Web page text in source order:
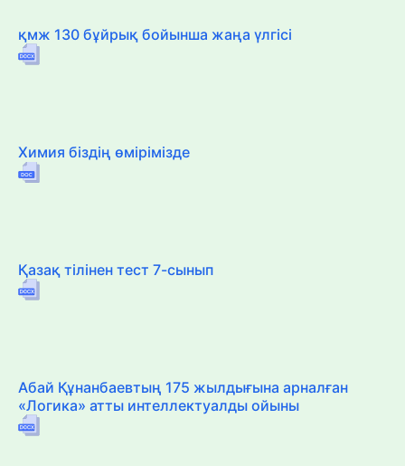
қмж 130 бұйрық бойынша жаңа үлгісі
Химия біздің өмірімізде
Қазақ тілінен тест 7-сынып
Абай Құнанбаевтың 175 жылдығына арналған
«Логика» атты интеллектуалды ойыны